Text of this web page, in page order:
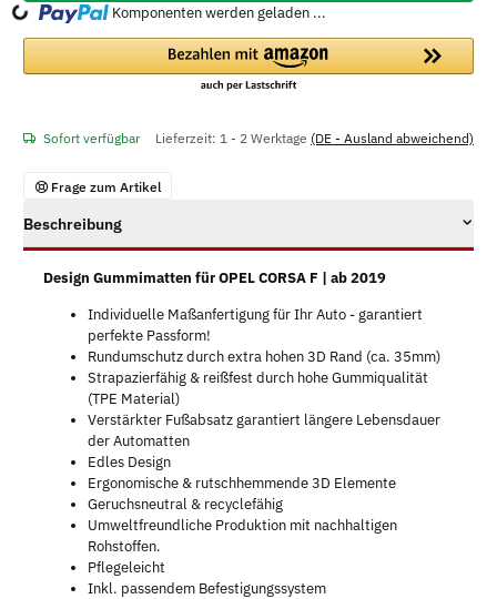
Komponenten werden geladen ...
Sofort verfügbar Lieferzeit: 1 - 2 Werktage (DE - Ausland abweichend)
Frage zum Artikel
Beschreibung
Design Gummimatten für OPEL CORSA F | ab 2019
Individuelle Maßanfertigung für Ihr Auto - garantiert
perfekte Passform!
Rundumschutz durch extra hohen 3D Rand (ca. 35mm)
Strapazierfähig & reißfest durch hohe Gummiqualität
(TPE Material)
Verstärkter Fußabsatz garantiert längere Lebensdauer
der Automatten
Edles Design
Ergonomische & rutschhemmende 3D Elemente
Geruchsneutral & recyclefähig
Umweltfreundliche Produktion mit nachhaltigen
Rohstoffen.
Pflegeleicht
Inkl. passendem Befestigungssystem